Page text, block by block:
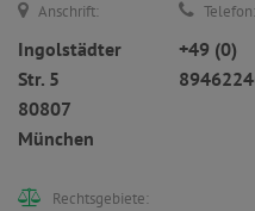
Anschrift:
Ingolstädter
Str. 5
80807
München
Telefon:
+49 (0)
Rechtsgebiete: